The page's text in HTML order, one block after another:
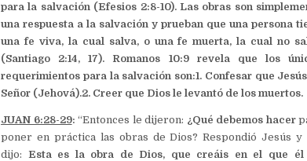
para la salvación (Efesios 2:8-10). Las obras son
una respuesta a la salvación y prueban que una persona
una fe viva, la cual salva, o una fe muerta, la cual no
(Santiago 2:14, 17). Romanos 10:9 revela que los
requerimientos para la salvación son:1. Confesar que
Señor (Jehová).2. Creer que Dios le levantó de los muertos.
JUAN 6:28-29: “Entonces le dijeron: ¿Qué debemos hacer
poner en práctica las obras de Dios? Respondió Jesús y
dijo: Esta es la obra de Dios, que creáis en el que él